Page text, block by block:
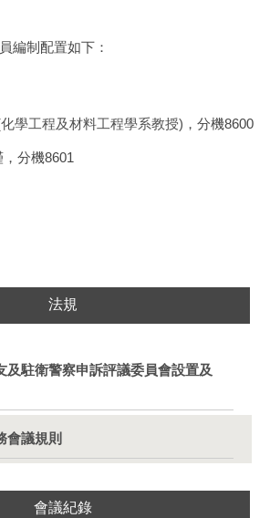
編制配置如下：
學工程及材料工程學系教授) ，分機8600
分機8601
法規
及駐衛警察申訴評議委員會設置及
會議規則
會議紀錄